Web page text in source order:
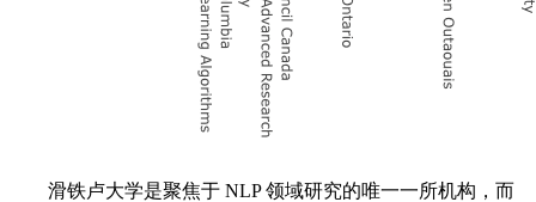
滑铁卢大学是聚焦于 NLP 领域研究的唯一一所机构，而